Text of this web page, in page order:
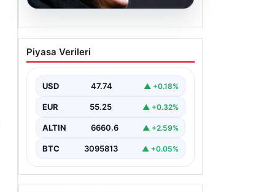
07.08.2026
İşte Jhon Duran’ın Benfica
formasıyla ilk golü
Piyasa Verileri
USD 47.74 ▲ +0.18%
EUR 55.25 ▲ +0.32%
ALTIN 6660.6 ▲ +2.59%
BTC 3095813 ▲ +0.05%